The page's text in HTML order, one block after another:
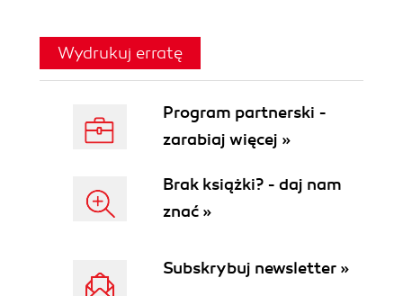
Wydrukuj erratę
Program partnerski -
zarabiaj więcej »
Brak książki? - daj nam
znać »
Subskrybuj newsletter »